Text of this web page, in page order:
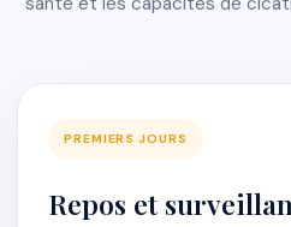
PREMIERS JOURS
Repos et